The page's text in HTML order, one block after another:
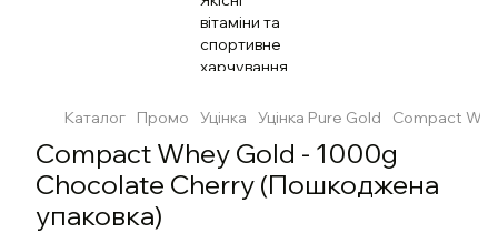
Каталог Промо Уцінка Уцінка Pure Gold Compact
Compact Whey Gold - 1000g
Chocolate Cherry (Пошкоджена
упаковка)